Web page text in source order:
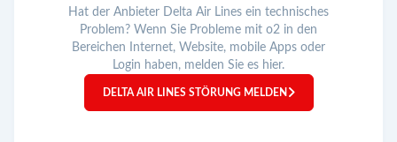
Hat der Anbieter Delta Air Lines ein technisches
Problem? Wenn Sie Probleme mit o2 in den
Bereichen Internet, Website, mobile Apps oder
Login haben, melden Sie es hier.
DELTA AIR LINES STÖRUNG MELDEN